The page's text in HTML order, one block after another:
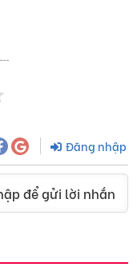
Đăng nhập
để gửi lời nhắn